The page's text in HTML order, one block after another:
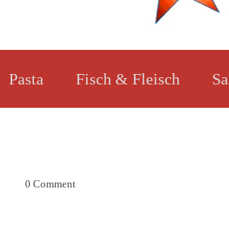
Pasta Fisch & Fleisch
0 Comment